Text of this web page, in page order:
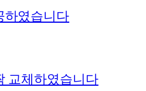
하였습니다
교체하였습니다